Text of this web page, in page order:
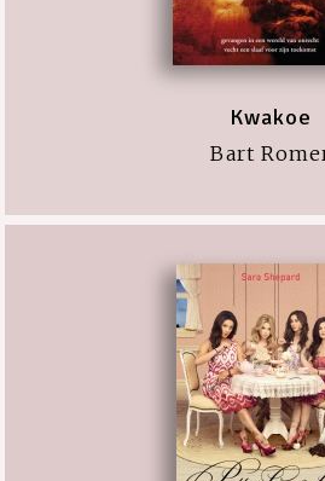
Kwakoe
Bart